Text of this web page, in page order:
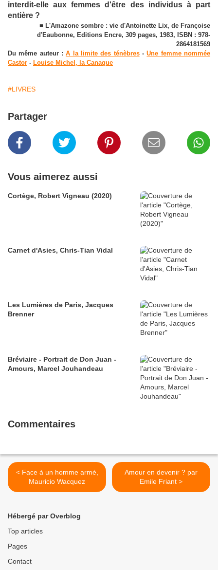
interdit-elle aux femmes d'être des individus à part
entière ?
■ L'Amazone sombre : vie d'Antoinette Lix, de Françoise
d'Eaubonne, Editions Encre, 309 pages, 1983, ISBN : 978-
2864181569
Du même auteur :A la limite des ténèbres-Une femme nommée
Castor - Louise Michel, la Canaque
#LIVRES
Partager
Vous aimerez aussi
Cortège, Robert Vigneau (2020)
Carnet d'Asies, Chris-Tian Vidal
Les Lumières de Paris, Jacques
Brenner
Bréviaire - Portrait de Don Juan -
Amours, Marcel Jouhandeau
Commentaires
< Face à un homme armé,
Mauricio Wacquez
Amour en devenir ? par
Emile Friant >
Hébergé par Overblog
Top articles
Pages
Contact